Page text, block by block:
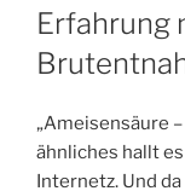
AM
Erfahrung
„Ameisensäure
ähnliches hallt
Internetz. Und